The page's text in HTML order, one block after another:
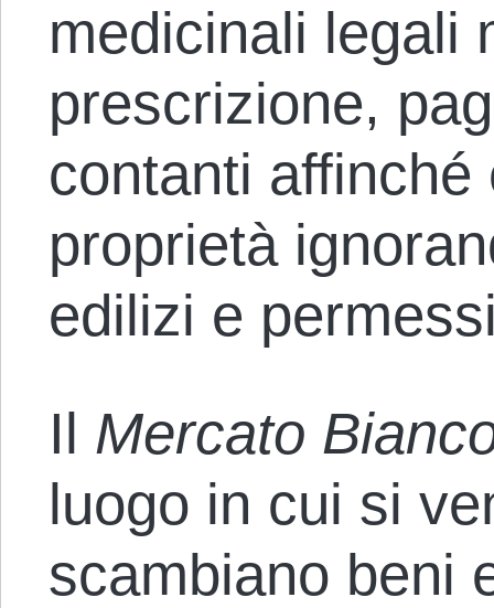
medicinali legali
prescrizione,
contanti
proprietà
edilizi e
Il Mercato
luogo in cui si
scambiano beni